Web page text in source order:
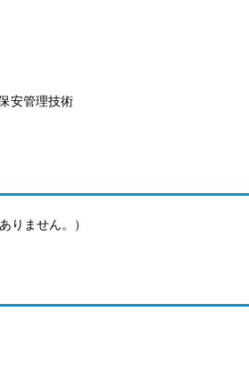
安管理技術
りません。）